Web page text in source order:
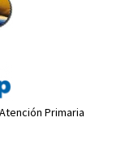
Primaria